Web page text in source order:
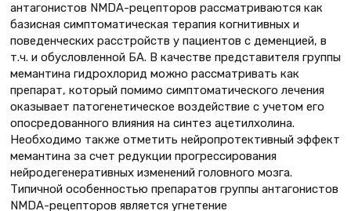
антагонистов NMDA-рецепторов рассматриваются как
базисная симптоматическая терапия когнитивных и
поведенческих расстройств у пациентов с деменцией, в
т.ч. и обусловленной БА. В качестве представителя группы
мемантина гидрохлорид можно рассматривать как
препарат, который помимо симптоматического лечения
оказывает патогенетическое воздействие с учетом его
опосредованного влияния на синтез ацетилхолина.
Необходимо также отметить нейропротективный эффект
мемантина за счет редукции прогрессирования
нейродегенеративных изменений головного мозга.
Типичной особенностью препаратов группы антагонистов
NMDA-рецепторов является угнетение